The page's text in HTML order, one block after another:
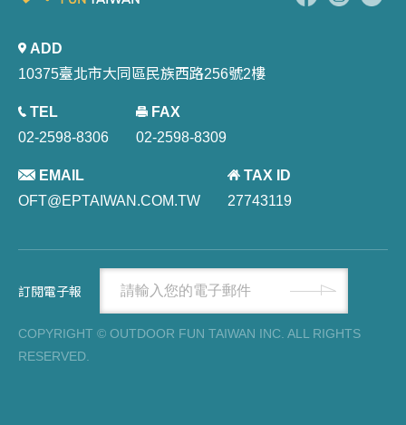
ADD
10375臺北市大同區民族西路256號2樓
TEL
02-2598-8306
FAX
02-2598-8309
EMAIL
OFT@EPTAIWAN.COM.TW
TAX ID
27743119
COPYRIGHT © OUTDOOR FUN TAIWAN INC. ALL RIGHTS
RESERVED.
訂閱電子報